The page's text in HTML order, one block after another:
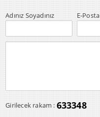
Adınız Soyadınız E-Posta
Girilecek rakam : 633348